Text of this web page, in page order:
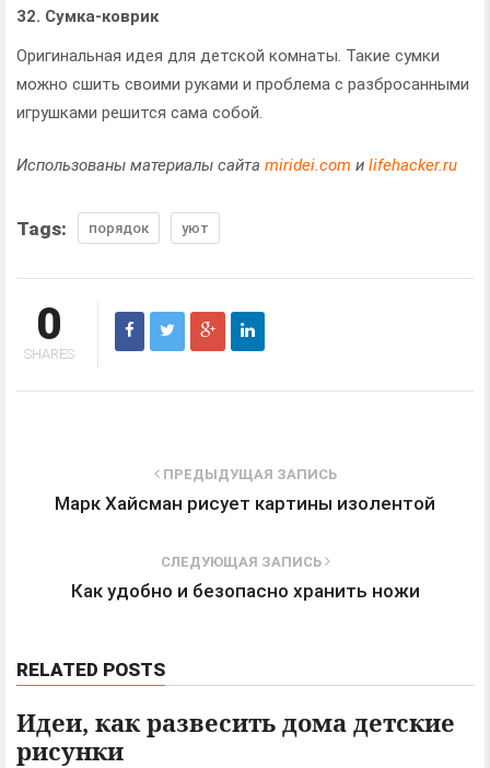
32. Сумка-коврик
Оригинальная идея для детской комнаты. Такие сумки
можно сшить своими руками и проблема с разбросанными
игрушками решится сама собой.
Использованы материалы сайта miridei.com и lifehacker.ru
Tags: порядок уют
0
SHARES
ПРЕДЫДУЩАЯ ЗАПИСЬ
Марк Хайсман рисует картины изолентой
СЛЕДУЮЩАЯ ЗАПИСЬ
Как удобно и безопасно хранить ножи
RELATED POSTS
Идеи, как развесить дома детские
рисунки